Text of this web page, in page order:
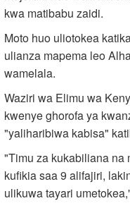
kwa matibabu zaidi.
Moto huo uliotokea
ulianza mapema leo
wamelala.
Waziri wa Elimu wa
kwenye ghorofa ya
"yaliharibiwa kabisa"
"Timu za kukabiliana na
kufikia saa 9 alifajiri,
ulikuwa tayari